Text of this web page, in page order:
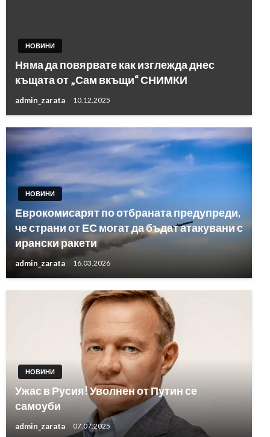
НОВИНИ
Няма да повярвате как изглежда днес
къщата от „Сам вкъщи“ СНИМКИ
admin_zarata 10.12.2025
НОВИНИ
Еврокомисарят по отбраната предупреди,
че страни от ЕС могат да бъдат атакувани с
ирански ракети
admin_zarata 16.03.2026
НОВИНИ
Ужас в Русия! Уволнен от Путин се
самоуби
admin_zarata 07.07.2025